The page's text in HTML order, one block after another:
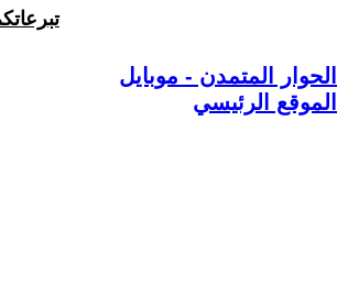
الحوار المتمدن - موبايل
الموقع الرئيسي